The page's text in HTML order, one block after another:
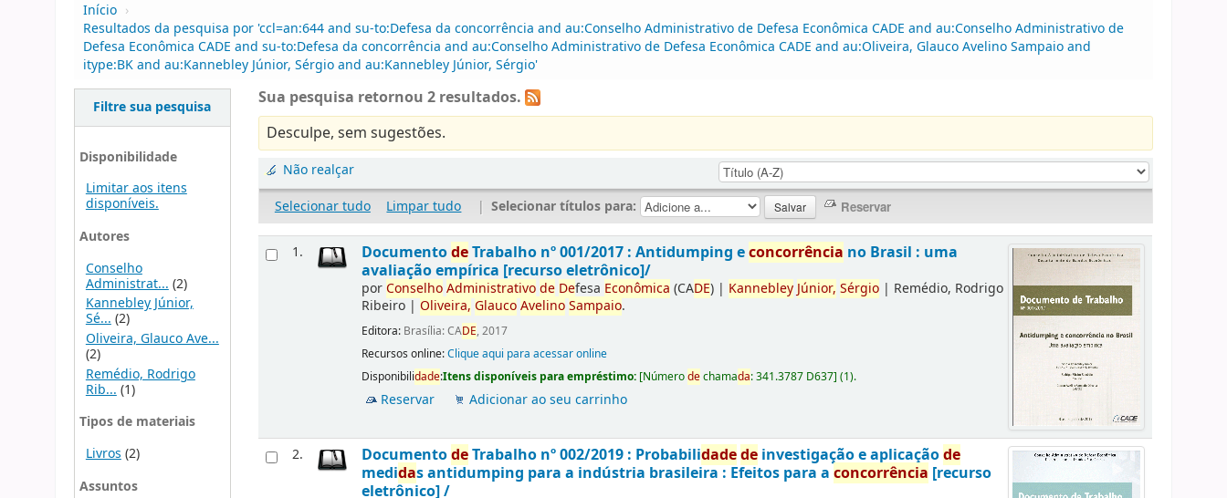
Início ›
Resultados da pesquisa por 'ccl=an:644 and su-to:Defesa da concorrência and au:Conselho Administrativo de Defesa Econômica CADE and au:Conselho Administrativo de
Defesa Econômica CADE and su-to:Defesa da concorrência and au:Conselho Administrativo de Defesa Econômica CADE and au:Oliveira, Glauco Avelino Sampaio and
itype:BK and au:Kannebley Júnior, Sérgio and au:Kannebley Júnior, Sérgio'
Filtre sua pesquisa
Disponibilidade
Limitar aos itens
disponíveis.
Autores
Conselho
Administrat... (2)
Kannebley Júnior,
Sé...(2)
Oliveira, Glauco Ave...
(2)
Remédio, Rodrigo
Rib... (1)
Tipos de materiais
Livros (2)
Assuntos
Sua pesquisa retornou 2 resultados.
Desculpe, sem sugestões.
Não realçar
Selecionar tudo
Limpar tudo | Selecionar títulos para:
1. DocumentodeTrabalho nº 001/2017 : Antidumping econcorrência no Brasil : uma
avaliação empírica [recurso eletrônico]/
porConselhoAdministrativode Defesa Econômica (CADE) | KannebleyJúnior, Sérgio | Remédio, Rodrigo
Ribeiro |Oliveira, GlaucoAvelinoSampaio.
Editora: Brasília: CADE, 2017
Recursos online:Clique aqui para acessar online
Disponibilidade:Itens disponíveis para empréstimo: [Númerodechamada:341.3787 D637](1).
Reservar Adicionar ao seu carrinho
2. DocumentodeTrabalho nº 002/2019 : Probabilidadede investigação e aplicaçãode
medidas antidumping para a indústria brasileira : Efeitos para aconcorrência [recurso
eletrônico] /